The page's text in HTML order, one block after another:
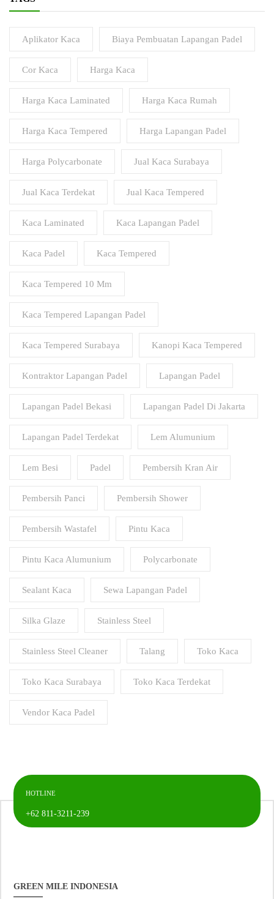
Aplikator Kaca Biaya Pembuatan Lapangan Padel
Cor Kaca Harga Kaca
Harga Kaca Laminated Harga Kaca Rumah
Harga Kaca Tempered Harga Lapangan Padel
Harga Polycarbonate Jual Kaca Surabaya
Jual Kaca Terdekat Jual Kaca Tempered
Kaca Laminated Kaca Lapangan Padel
Kaca Padel Kaca Tempered
Kaca Tempered 10 Mm
Kaca Tempered Lapangan Padel
Kaca Tempered Surabaya Kanopi Kaca Tempered
Kontraktor Lapangan Padel Lapangan Padel
Lapangan Padel Bekasi Lapangan Padel Di Jakarta
Lapangan Padel Terdekat Lem Alumunium
Lem Besi Padel Pembersih Kran Air
Pembersih Panci Pembersih Shower
Pembersih Wastafel Pintu Kaca
Pintu Kaca Alumunium Polycarbonate
Sealant Kaca Sewa Lapangan Padel
Silka Glaze Stainless Steel
Stainless Steel Cleaner Talang Toko Kaca
Toko Kaca Surabaya Toko Kaca Terdekat
Vendor Kaca Padel
HOTLINE
+62 811-3211-239
GREEN MILE INDONESIA